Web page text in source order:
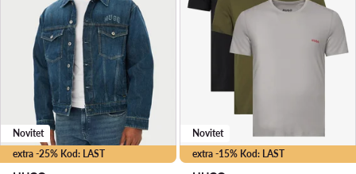
extra -25% Kod: LAST
Novitet
extra -15% Kod: LAST
Novitet